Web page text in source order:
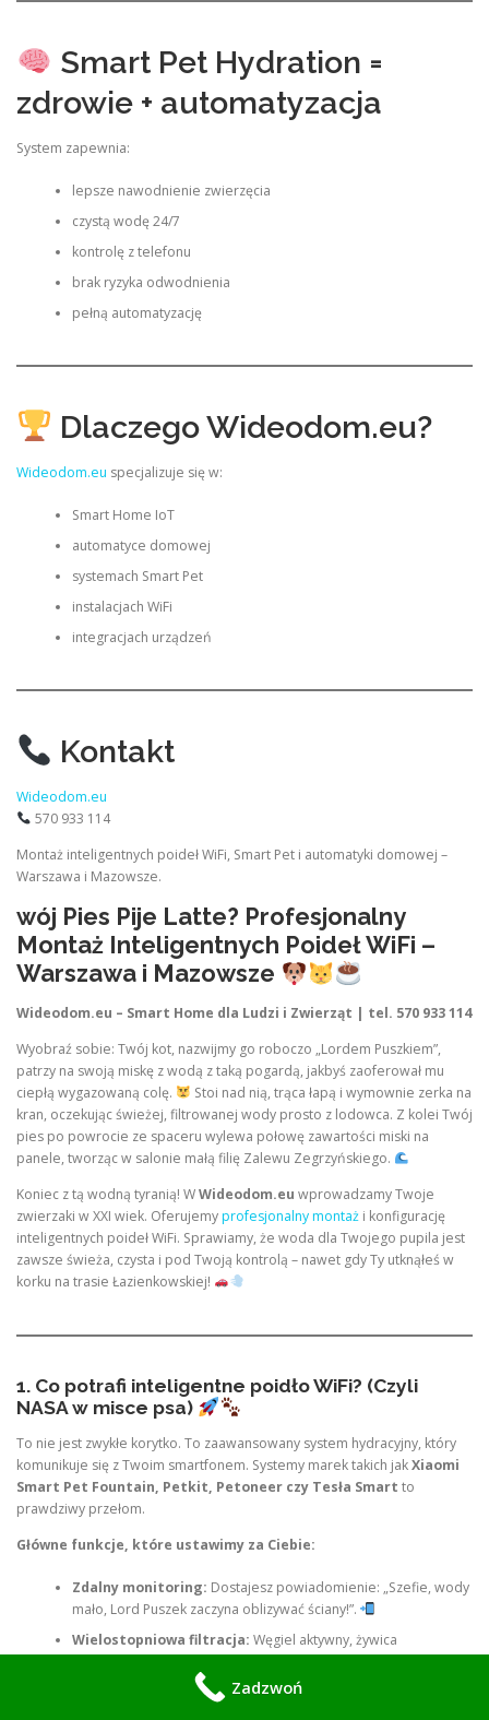
Smart Pet Hydration =
zdrowie + automatyzacja
System zapewnia:
lepsze nawodnienie zwierzęcia
czystą wodę 24/7
kontrolę z telefonu
brak ryzyka odwodnienia
pełną automatyzację
Dlaczego Wideodom.eu?
Wideodom.eu specjalizuje się w:
Smart Home IoT
automatyce domowej
systemach Smart Pet
instalacjach WiFi
integracjach urządzeń
Kontakt
Wideodom.eu
570 933 114
Montaż inteligentnych poideł WiFi, Smart Pet i automatyki domowej –
Warszawa i Mazowsze.
wój Pies Pije Latte? Profesjonalny
Montaż Inteligentnych Poideł WiFi –
Warszawa i Mazowsze
Wideodom.eu – Smart Home dla Ludzi i Zwierząt | tel. 570 933 114
Wyobraź sobie: Twój kot, nazwijmy go roboczo „Lordem Puszkiem”,
patrzy na swoją miskę z wodą z taką pogardą, jakbyś zaoferował mu
ciepłą wygazowaną colę.
Stoi nad nią, trąca łapą i wymownie zerka na
kran, oczekując świeżej, filtrowanej wody prosto z lodowca. Z kolei Twój
pies po powrocie ze spaceru wylewa połowę zawartości miski na
panele, tworząc w salonie małą filię Zalewu Zegrzyńskiego.
Koniec z tą wodną tyranią! WWideodom.eu wprowadzamy Twoje
zwierzaki w XXI wiek. Oferujemyprofesjonalny montaż i konfigurację
inteligentnych poideł WiFi. Sprawiamy, że woda dla Twojego pupila jest
zawsze świeża, czysta i pod Twoją kontrolą – nawet gdy Ty utknąłeś w
korku na trasie Łazienkowskiej!
1. Co potrafi inteligentne poidło WiFi? (Czyli
NASA w misce psa)
To nie jest zwykłe korytko. To zaawansowany system hydracyjny, który
komunikuje się z Twoim smartfonem. Systemy marek takich jakXiaomi
Smart Pet Fountain, Petkit, Petoneer czy Tesła Smart to
prawdziwy przełom.
Główne funkcje, które ustawimy za Ciebie:
Zdalny monitoring: Dostajesz powiadomienie: „Szefie, wody
mało, Lord Puszek zaczyna oblizywać ściany!”.
Wielostopniowa filtracja: Węgiel aktywny, żywica
wody wszystko, co mogłoby zaszkodzić nerkom Twojego
Zadzwoń